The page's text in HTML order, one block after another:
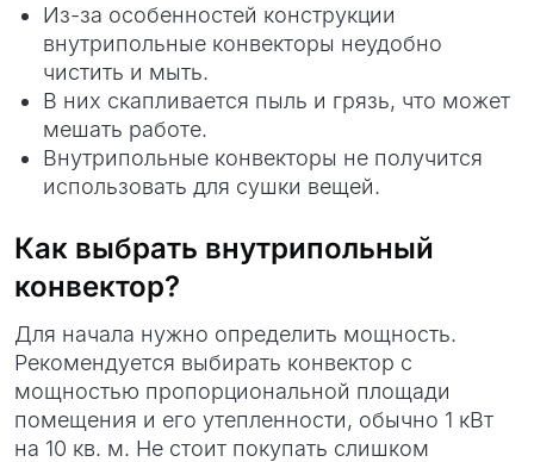
Из-за особенностей конструкции
внутрипольные конвекторы неудобно
чистить и мыть.
В них скапливается пыль и грязь, что может
мешать работе.
Внутрипольные конвекторы не получится
использовать для сушки вещей.
Как выбрать внутрипольный
конвектор?
Для начала нужно определить мощность.
Рекомендуется выбирать конвектор с
мощностью пропорциональной площади
помещения и его утепленности, обычно 1 кВт
на 10 кв. м. Не стоит покупать слишком